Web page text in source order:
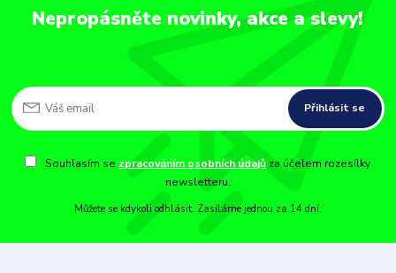
Nepropásněte novinky, akce a slevy!
Přihlásit se
Souhlasím se zpracováním osobních údajů za účelem rozesílky
newsletteru.
Můžete se kdykoli odhlásit. Zasíláme jednou za 14 dní.